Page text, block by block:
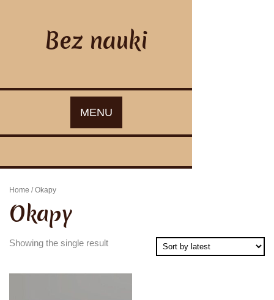
Bez nauki
MENU
Home / Okapy
Okapy
Showing the single result